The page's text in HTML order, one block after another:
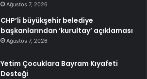
Ağustos 7, 2026
CHP’li büyükşehir belediye
başkanlarından ‘kurultay’ açıklaması
Ağustos 7, 2026
Yetim Çocuklara Bayram Kıyafeti
Desteği